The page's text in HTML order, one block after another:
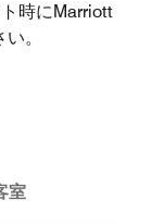
時にMarriott
。
室